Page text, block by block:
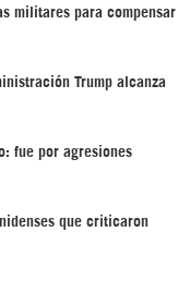
militares para compensar
Trump alcanza
fue por agresiones
que criticaron